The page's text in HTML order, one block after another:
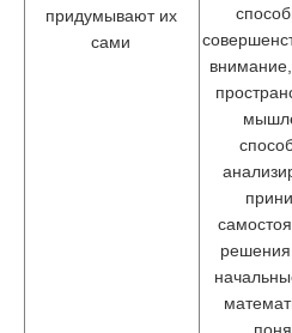
придумывают их
сами